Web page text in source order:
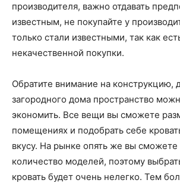
производителя, важно отдавать
известным, не покупайте у
только стали известными, так как
некачественной покупки.
Обратите внимание на конструкцию,
загородного дома пространство
экономить. Все вещи вы сможете
помещениях и подобрать себе
вкусу. На рынке опять же вы
количество моделей, поэтому
кровать будет очень нелегко. Тем